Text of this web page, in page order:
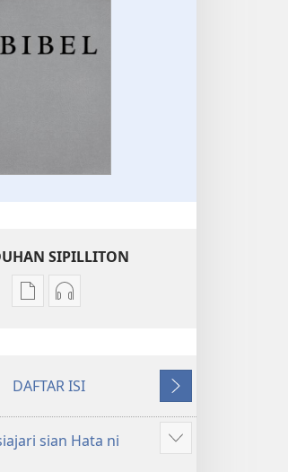
SIPILLITON
Sipilliton
Hata
Debata
tu
Sipiliton
Hata
Debata
tu
DAFTAR ISI
Na
Mangihut
sian Hata ni
Patudu